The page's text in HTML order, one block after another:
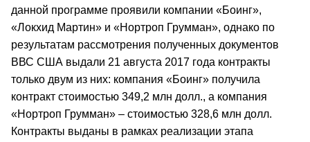
данной программе проявили компании «Боинг»,
«Локхид Мартин» и «Нортроп Грумман», однако по
результатам рассмотрения полученных документов
ВВС США выдали 21 августа 2017 года контракты
только двум из них: компания «Боинг» получила
контракт стоимостью 349,2 млн долл., а компания
«Нортроп Грумман» – стоимостью 328,6 млн долл.
Контракты выданы в рамках реализации этапа